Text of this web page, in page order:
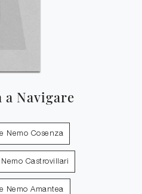
a Navigare
Nemo Cosenza
Castrovillari
Nemo Amantea